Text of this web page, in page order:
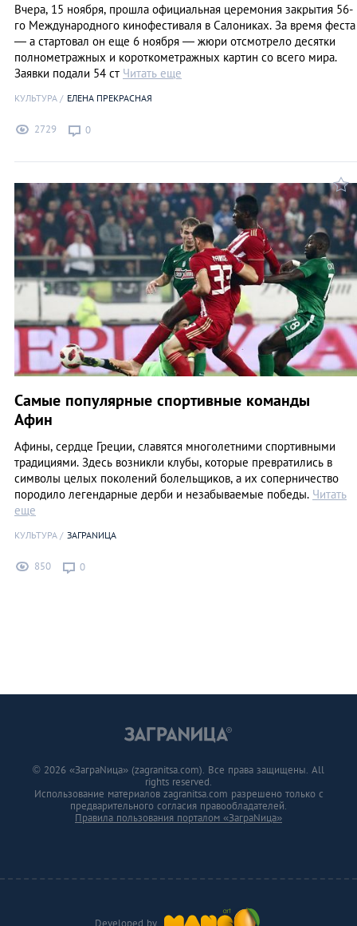
Вчера, 15 ноября, прошла официальная церемония закрытия 56-
го Международного кинофестиваля в Салониках. За время феста
— а стартовал он еще 6 ноября ― жюри отсмотрело десятки
полнометражных и короткометражных картин со всего мира.
Заявки подали 54 ст Читать еще
КУЛЬТУРА ЕЛЕНА ПРЕКРАСНАЯ
2729 0
Самые популярные спортивные команды
Афин
Афины, сердце Греции, славятся многолетними спортивными
традициями. Здесь возникли клубы, которые превратились в
символы целых поколений болельщиков, а их соперничество
породило легендарные дерби и незабываемые победы. Читать
еще
КУЛЬТУРА ЗАГРАNИЦА
850 0
Developed by
© 2026 «ЗаграNица» (zagranitsa.com). Все права защищены. All
rights reserved.
Использование материалов zagranitsa.com разрешено только с
предварительного согласия правообладателей.
Правила пользования порталом «ЗаграNица»